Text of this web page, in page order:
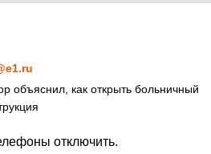
объяснил, как открыть больничный
отключить.